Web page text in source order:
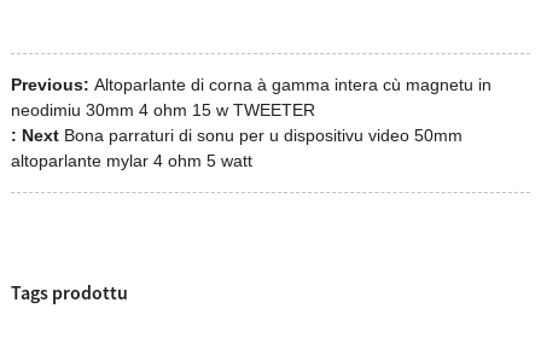
Previous: Altoparlante di corna à gamma intera cù magnetu in
neodimiu 30mm 4 ohm 15 w TWEETER
: Next Bona parraturi di sonu per u dispositivu video 50mm
altoparlante mylar 4 ohm 5 watt
Tags prodottu